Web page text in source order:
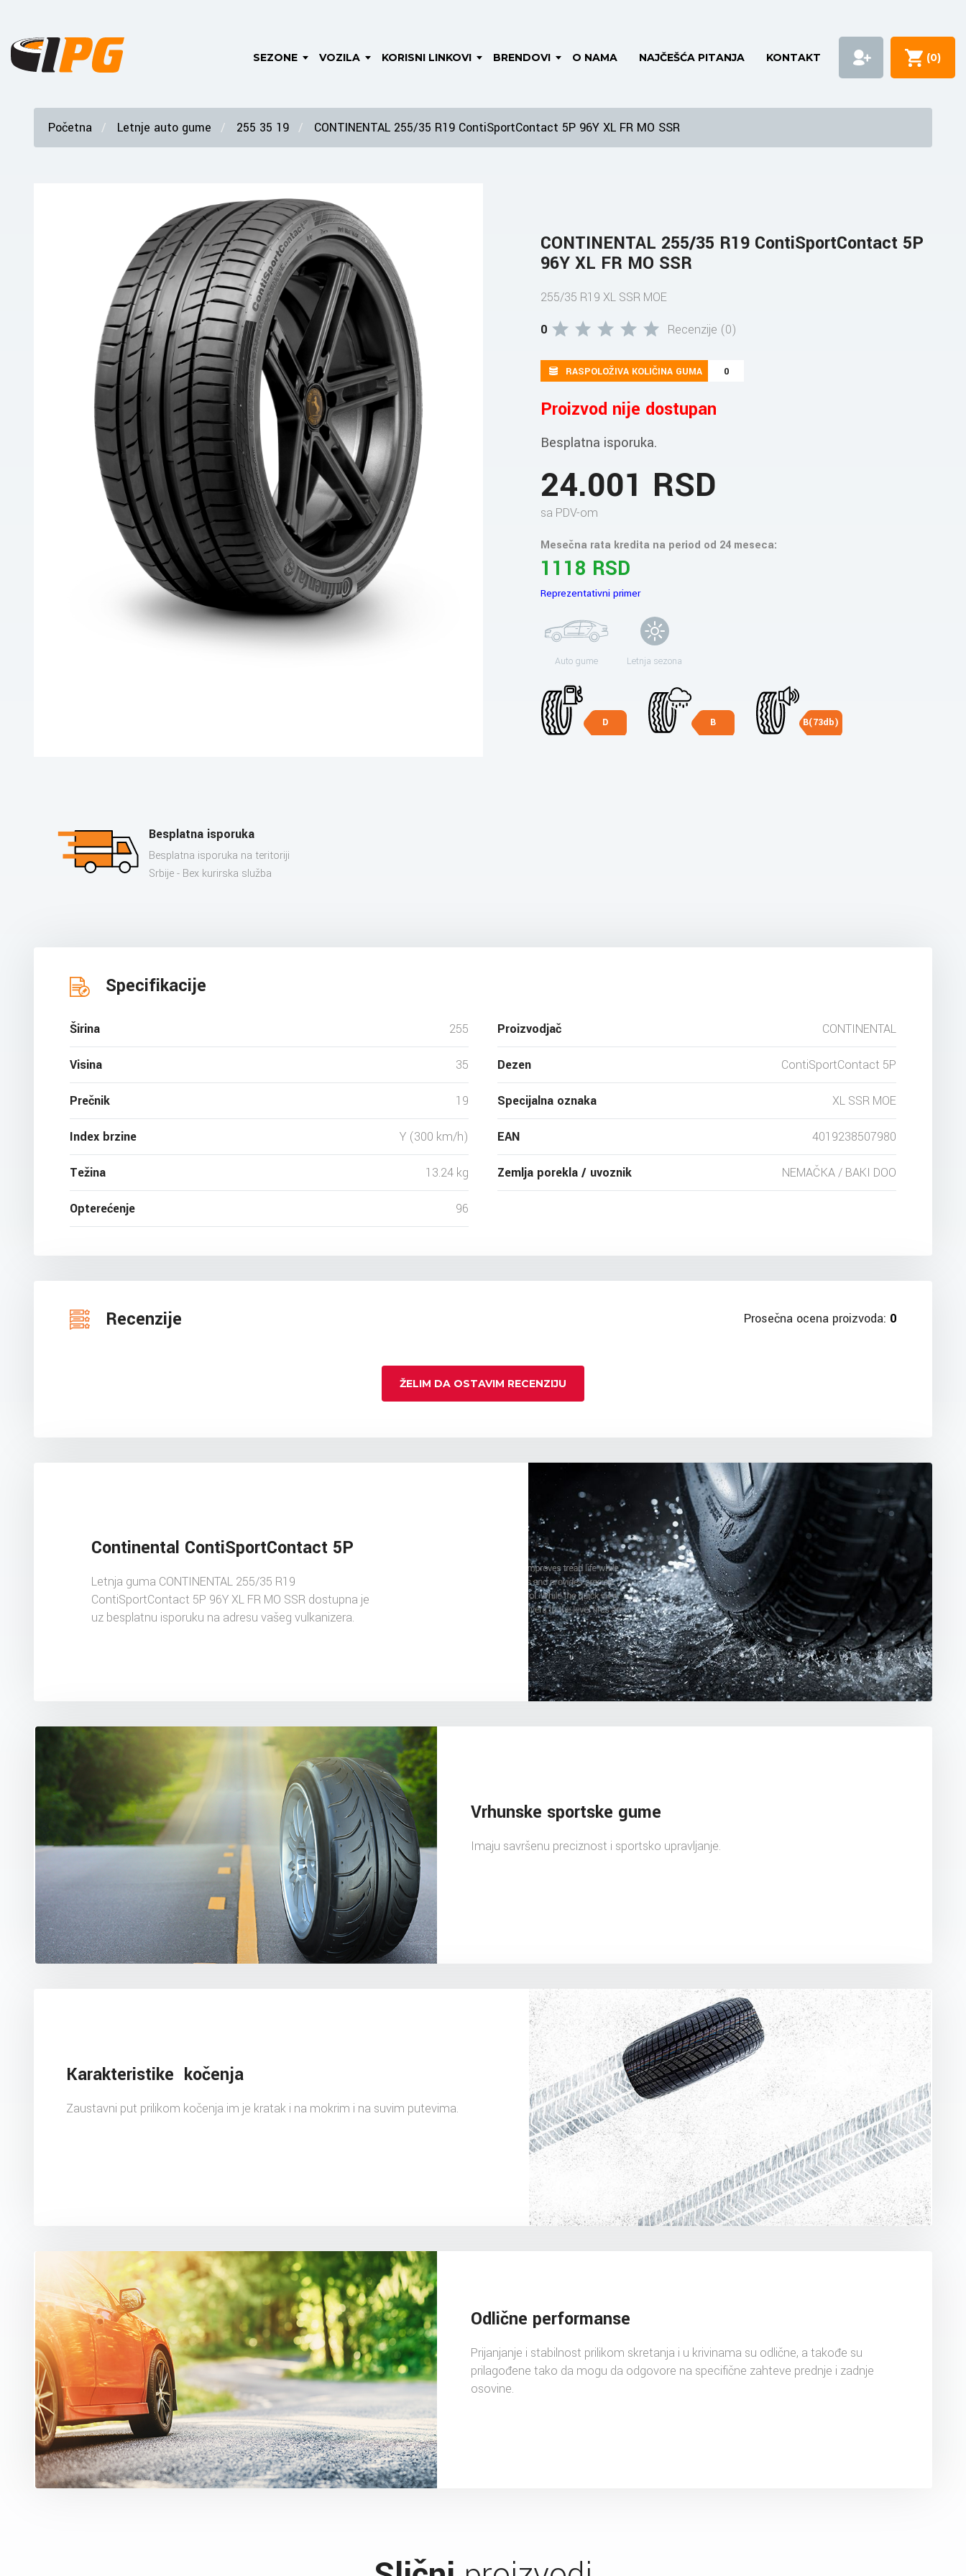
SEZONE VOZILA KORISNI LINKOVI BRENDOVI O NAMA NAJČEŠĆA PITANJA KONTAKT (0)
Početna Letnje auto gume 255 35 19 CONTINENTAL 255/35 R19 ContiSportContact 5P 96Y XL FR MO SSR
CONTINENTAL 255/35 R19 ContiSportContact 5P
96Y XL FR MO SSR
255/35 R19 XL SSR MOE
0
Recenzije (0)
RASPOLOŽIVA KOLIČINA GUMA 0
Proizvod nije dostupan
Besplatna isporuka.
24.001 RSD
sa PDV-om
Mesečna rata kredita na period od 24 meseca:
1118 RSD
Reprezentativni primer
Auto gume Letnja sezona
D B B(73db)
Besplatna isporuka
Besplatna isporuka na teritoriji
Srbije - Bex kurirska služba
Specifikacije
Širina 255
Visina 35
Prečnik 19
Index brzine Y (300 km/h)
Težina 13.24 kg
Opterećenje 96
Proizvodjač CONTINENTAL
Dezen ContiSportContact 5P
Specijalna oznaka XL SSR MOE
EAN 4019238507980
Zemlja porekla / uvoznik NEMAČKA / BAKI DOO
Recenzije Prosečna ocena proizvoda: 0
ŽELIM DA OSTAVIM RECENZIJU
Continental ContiSportContact 5P
Letnja guma CONTINENTAL 255/35 R19
ContiSportContact 5P 96Y XL FR MO SSR dostupna je
uz besplatnu isporuku na adresu vašeg vulkanizera.
Vrhunske sportske gume
Imaju savršenu preciznost i sportsko upravljanje.
Karakteristike kočenja
Zaustavni put prilikom kočenja im je kratak i na mokrim i na suvim putevima.
Odlične performanse
Prijanjanje i stabilnost prilikom skretanja i u krivinama su odlične, a takođe su
prilagođene tako da mogu da odgovore na specifične zahteve prednje i zadnje
osovine.